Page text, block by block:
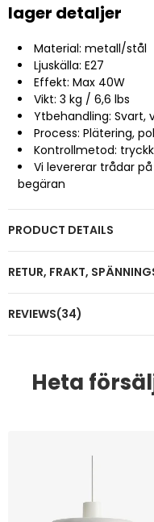
lager detaljer
Material: metall/stål
Ljuskälla: E27
Effekt: Max 40W
Vikt: 3 kg / 6,6 lbs
Ytbehandling: Svart,
Process: Plätering,
Kontrollmetod:
Vi levererar trådar
begäran
PRODUCT DETAILS
RETUR, FRAKT,
REVIEWS(34)
Heta